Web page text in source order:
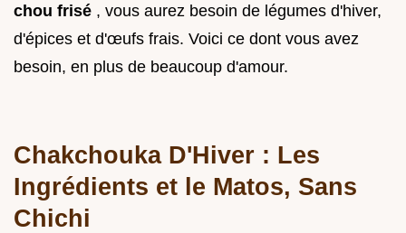
chou frisé , vous aurez besoin de légumes d'hiver,
d'épices et d'œufs frais. Voici ce dont vous avez
besoin, en plus de beaucoup d'amour.
Chakchouka D'Hiver : Les
Ingrédients et le Matos, Sans
Chichi